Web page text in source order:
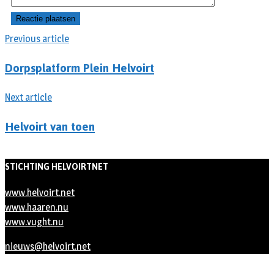
Previous article
Dorpsplatform Plein Helvoirt
Next article
Helvoirt van toen
STICHTING HELVOIRTNET
www.helvoirt.net
www.haaren.nu
www.vught.nu
nieuws@helvoirt.net